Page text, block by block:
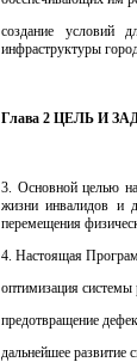
создание условий
инфраструктуры
Глава 2 ЦЕЛЬ И
3. Основной целью
жизни инвалидов и
перемещения
4. Настоящая
оптимизация
предотвращение
дальнейшее развитие